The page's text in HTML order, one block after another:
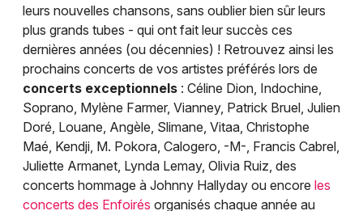
leurs nouvelles chansons, sans oublier bien sûr leurs
plus grands tubes - qui ont fait leur succès ces
dernières années (ou décennies) ! Retrouvez ainsi les
prochains concerts de vos artistes préférés lors de
concerts exceptionnels : Céline Dion, Indochine,
Soprano, Mylène Farmer, Vianney, Patrick Bruel, Julien
Doré, Louane, Angèle, Slimane, Vitaa, Christophe
Maé, Kendji, M. Pokora, Calogero, -M-, Francis Cabrel,
Juliette Armanet, Lynda Lemay, Olivia Ruiz, des
concerts hommage à Johnny Hallyday ou encore les
concerts des Enfoirés organisés chaque année au